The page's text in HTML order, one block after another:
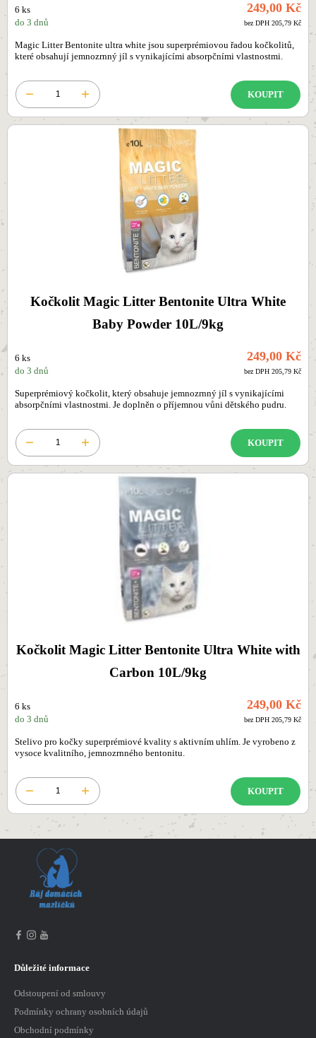
6 ks
do 3 dnů
249,00 Kč
bez DPH 205,79 Kč
Magic Litter Bentonite ultra white jsou superprémiovou řadou kočkolitů,
které obsahují jemnozrnný jíl s vynikajícími absorpčními vlastnostmi.
KOUPIT
Kočkolit Magic Litter Bentonite Ultra White
Baby Powder 10L/9kg
6 ks
do 3 dnů
249,00 Kč
bez DPH 205,79 Kč
Superprémiový kočkolit, který obsahuje jemnozrnný jíl s vynikajícími
absorpčními vlastnostmi. Je doplněn o příjemnou vůni dětského pudru.
KOUPIT
Kočkolit Magic Litter Bentonite Ultra White with
Carbon 10L/9kg
6 ks
do 3 dnů
249,00 Kč
bez DPH 205,79 Kč
Stelivo pro kočky superprémiové kvality s aktivním uhlím. Je vyrobeno z
vysoce kvalitního, jemnozrnného bentonitu.
KOUPIT
Důležité informace
Odstoupení od smlouvy
Podmínky ochrany osobních údajů
Obchodní podmínky